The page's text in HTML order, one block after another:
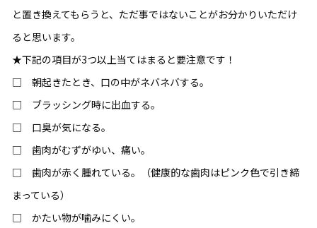
と置き換えてもらうと、ただ事ではないことがお分かりいただけ
ると思います。
★下記の項目が3つ以上当てはまると要注意です！
□ 朝起きたとき、口の中がネバネバする。
□ ブラッシング時に出血する。
□ 口臭が気になる。
□ 歯肉がむずがゆい、痛い。
□ 歯肉が赤く腫れている。（健康的な歯肉はピンク色で引き締
まっている）
□ かたい物が噛みにくい。